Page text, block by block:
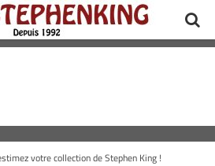
votre collection de Stephen King !